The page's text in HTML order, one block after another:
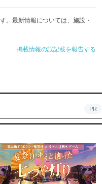
。最新情報については、施設・
掲載情報の誤記載を報告する
PR